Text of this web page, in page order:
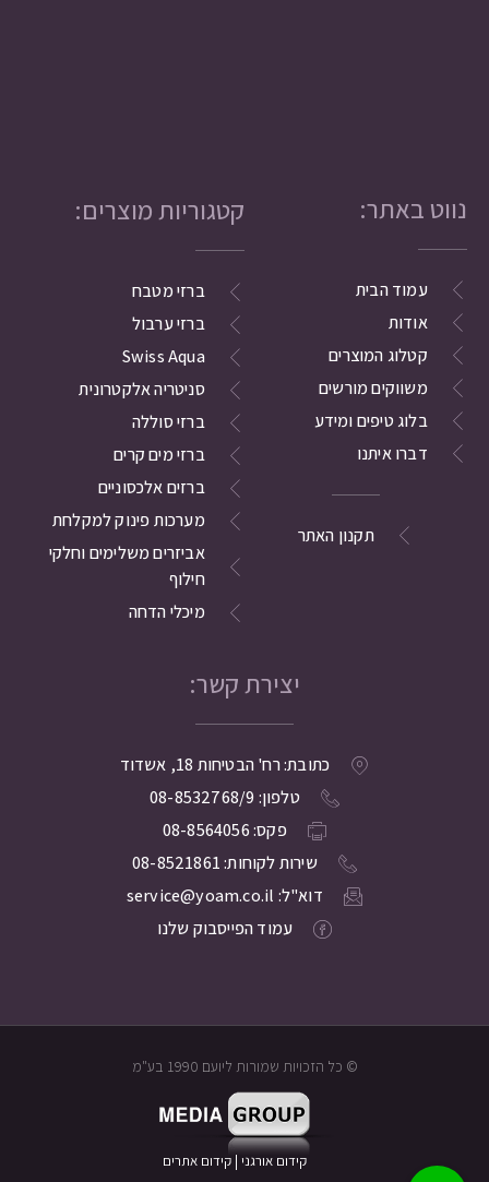
נווט באתר:
עמוד הבית
אודות
קטלוג המוצרים
משווקים מורשים
בלוג טיפים ומידע
דברו איתנו
תקנון האתר
קטגוריות מוצרים:
ברזי מטבח
ברזי ערבול
Swiss Aqua
סניטריה אלקטרונית
ברזי סוללה
ברזי מים קרים
ברזים אלכסוניים
מערכות פינוק למקלחת
אביזרים משלימים וחלקי
חילוף
מיכלי הדחה
יצירת קשר:
כתובת: רח' הבטיחות 18, אשדוד
טלפון: 08-8532768/9
פקס: 08-8564056
שירות לקוחות: 08-8521861
דוא"ל: service@yoam.co.il
עמוד הפייסבוק שלנו
© כל הזכויות שמורות ליועם 1990 בע"מ
קידום אורגני קידום אתרים